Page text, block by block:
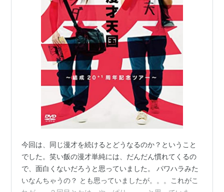
今回は、同じ漫才を続けるとどうなるのか？ということ
でした。笑い飯の漫才単純には、だんだん慣れてくるの
で、面白くないだろうと思っていました。 パワハラみた
いなんちゃうの？ とも思っていましたが。。。これがこ